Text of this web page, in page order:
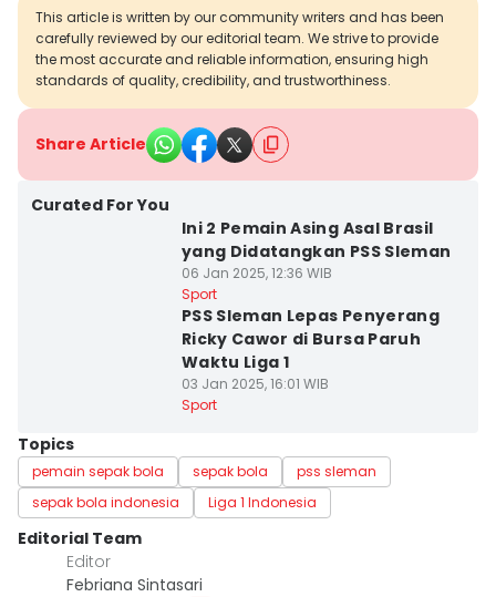
This article is written by our community writers and has been
carefully reviewed by our editorial team. We strive to provide
the most accurate and reliable information, ensuring high
standards of quality, credibility, and trustworthiness.
Share Article
Curated For You
Ini 2 Pemain Asing Asal Brasil
yang Didatangkan PSS Sleman
06 Jan 2025, 12:36 WIB
Sport
PSS Sleman Lepas Penyerang
Ricky Cawor di Bursa Paruh
Waktu Liga 1
03 Jan 2025, 16:01 WIB
Sport
Topics
pemain sepak bola sepak bola
pss sleman
sepak bola indonesia
Liga 1 Indonesia
Editorial Team
Editor
Febriana Sintasari